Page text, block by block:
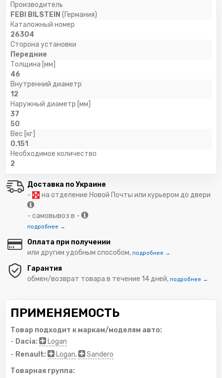
Производитель
FEBI BILSTEIN (Германия)
Каталожный номер
26304
Сторона установки
Передние
Толщина [мм]
46
Внутренний диаметр
12
Наружный диаметр [мм]
37
50
Вес [кг]
0.151
Необходимое количество
2
Доставка по Украине
-
на отделение Новой Почты или курьером до двери
- самовывоз в -
подробнее →
Оплата при получении
или другим удобным способом, подробнее →
Гарантия
обмен/возврат товара в течение 14 дней, подробнее →
ПРИМЕНЯЕМОСТЬ
Товар подходит к маркам/моделям авто:
- Dacia:
Logan
- Renault: Logan,
Sandero
Товарная группа: